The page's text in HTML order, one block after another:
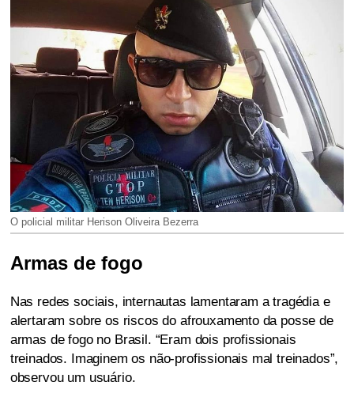
O policial militar Herison Oliveira Bezerra
Armas de fogo
Nas redes sociais, internautas lamentaram a tragédia e
alertaram sobre os riscos do afrouxamento da posse de
armas de fogo no Brasil. “Eram dois profissionais
treinados. Imaginem os não-profissionais mal treinados”,
observou um usuário.